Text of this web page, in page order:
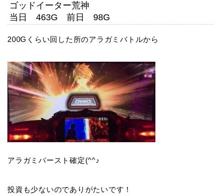
ゴッドイーター荒神
当日 463G 前日 98G
200Gくらい回した所のアラガミバトルから
アラガミバースト確定(^^♪
投資も少ないのでありがたいです！